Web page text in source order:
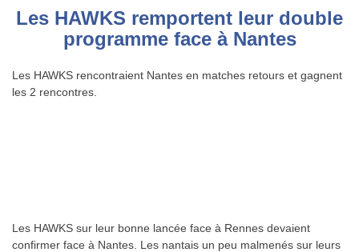
Les HAWKS remportent leur double
programme face à Nantes
Les HAWKS rencontraient Nantes en matches retours et gagnent
les 2 rencontres.
Les HAWKS sur leur bonne lancée face à Rennes devaient
confirmer face à Nantes. Les nantais un peu malmenés sur leurs